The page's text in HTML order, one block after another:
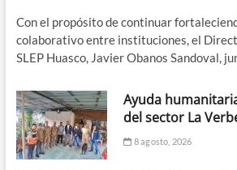
Con el propósito de continuar
colaborativo entre instituciones, el
SLEP Huasco, Javier Obanos Sandoval,
Ayuda
del sector La
8 agosto, 2026